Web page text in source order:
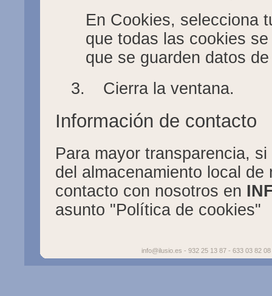
En Cookies, selecciona
que todas las cookies
que se guarden datos
3.
Cierra la ventana.
Información de contacto
Para mayor transparencia,
del almacenamiento local
contacto con nosotros en
asunto "Política de cookies"
info@ilusio.es - 932 25 13 87 - 633 03 82